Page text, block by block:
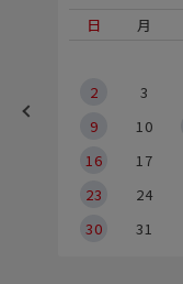
日
月
2
3
9
10
16
17
23
24
30
31